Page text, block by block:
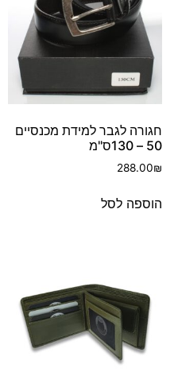
חגורה לגבר למידת מכנסיים
50 – 130ס"מ
288.00₪
הוספה לסל